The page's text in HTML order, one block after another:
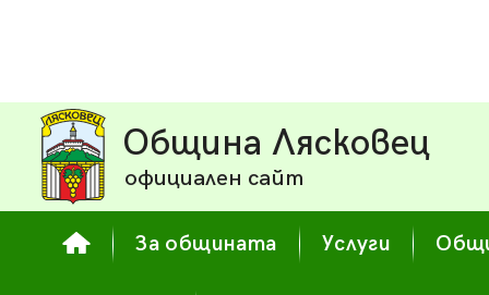
Община Лясковец
официален сайт
За общината Услуги